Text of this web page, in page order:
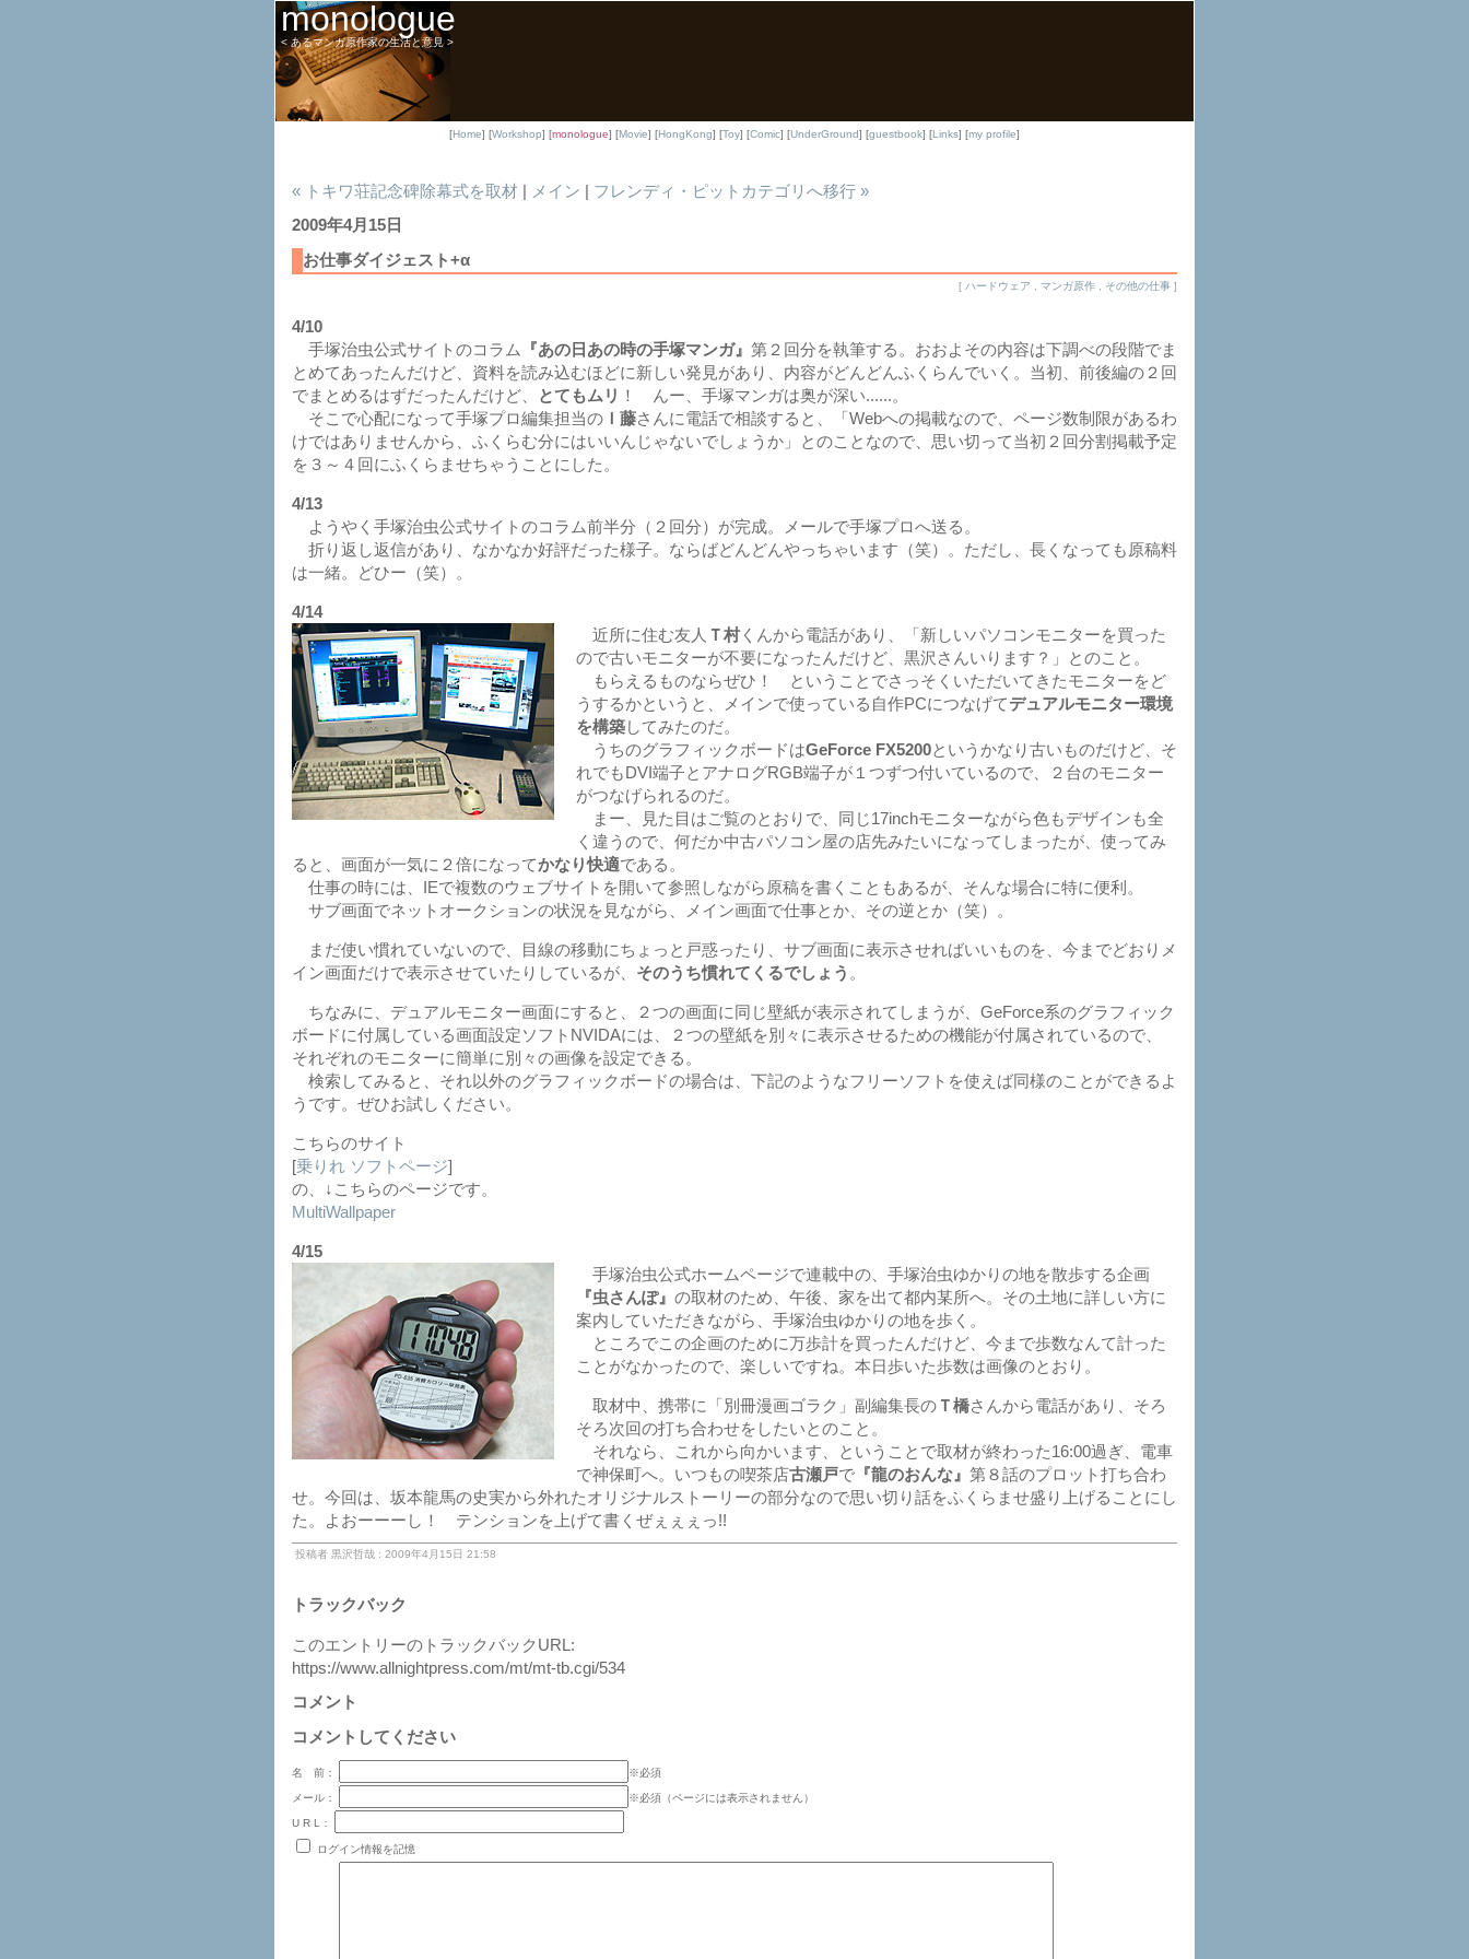
monologue
< あるマンガ原作家の生活と意見 >
[Home] [Workshop] [monologue] [Movie] [HongKong] [Toy] [Comic] [UnderGround] [guestbook] [Links] [my profile]
« トキワ荘記念碑除幕式を取材 | メイン | フレンディ・ピットカテゴリへ移行 »
2009年4月15日
お仕事ダイジェスト+α
[ ハードウェア マンガ原作 その他の仕事 ]
4/10
手塚治虫公式サイトのコラム
『あの日あの時の手塚マンガ』 第２回分を執筆する。おおよその内容は下調べの段階でま
とめてあったんだけど、資料を読み込むほどに新しい発見があり、内容がどんどんふくらんでいく。当初、前後編の２回
でまとめるはずだったんだけど、
とてもムリ ！ んー、手塚マンガは奥が深い......。
そこで心配になって手塚プロ編集担当の Ｉ藤さんに電話で相談すると、「Webへの掲載なので、ページ数制限があるわ
けではありませんから、ふくらむ分にはいいんじゃないでしょうか」とのことなので、思い切って当初２回分割掲載予定
を３～４回にふくらませちゃうことにした。
4/13
ようやく手塚治虫公式サイトのコラム前半分（２回分）が完成。メールで手塚プロへ送る。
折り返し返信があり、なかなか好評だった様子。ならばどんどんやっちゃいます（笑）。ただし、長くなっても原稿料
は一緒。どひー（笑）。
4/14
近所に住む友人 Ｔ村くんから電話があり、「新しいパソコンモニターを買った
ので古いモニターが不要になったんだけど、黒沢さんいります？」とのこと。
もらえるものならぜひ！ ということでさっそくいただいてきたモニターをど
うするかというと、メインで使っている自作PCにつなげてデュアルモニター環境
を構築してみたのだ。
うちのグラフィックボードはGeForce FX5200というかなり古いものだけど、そ
れでもDVI端子とアナログRGB端子が１つずつ付いているので、２台のモニター
がつなげられるのだ。
まー、見た目はご覧のとおりで、同じ17inchモニターながら色もデザインも全
く違うので、何だか中古パソコン屋の店先みたいになってしまったが、使ってみ
ると、画面が一気に２倍になってかなり快適である。
仕事の時には、IEで複数のウェブサイトを開いて参照しながら原稿を書くこともあるが、そんな場合に特に便利。
サブ画面でネットオークションの状況を見ながら、メイン画面で仕事とか、その逆とか（笑）。
まだ使い慣れていないので、目線の移動にちょっと戸惑ったり、サブ画面に表示させればいいものを、今までどおりメ
イン画面だけで表示させていたりしているが、 そのうち慣れてくるでしょう 。
ちなみに、デュアルモニター画面にすると、２つの画面に同じ壁紙が表示されてしまうが、GeForce系のグラフィック
ボードに付属している画面設定ソフトNVIDAには、２つの壁紙を別々に表示させるための機能が付属されているので、
それぞれのモニターに簡単に別々の画像を設定できる。
検索してみると、それ以外のグラフィックボードの場合は、下記のようなフリーソフトを使えば同様のことができるよ
うです。ぜひお試しください。
こちらのサイト
[乗りれ ソフトページ]
の、↓こちらのページです。
MultiWallpaper
4/15
手塚治虫公式ホームページで連載中の、手塚治虫ゆかりの地を散歩する企画
『虫さんぽ』 の取材のため、午後、家を出て都内某所へ。その土地に詳しい方に
案内していただきながら、手塚治虫ゆかりの地を歩く。
ところでこの企画のために万歩計を買ったんだけど、今まで歩数なんて計った
ことがなかったので、楽しいですね。本日歩いた歩数は画像のとおり。
取材中、携帯に「別冊漫画ゴラク」副編集長の Ｔ橋さんから電話があり、そろ
そろ次回の打ち合わせをしたいとのこと。
それなら、これから向かいます、ということで取材が終わった16:00過ぎ、電車
で神保町へ。いつもの喫茶店古瀬戸で 『龍のおんな』 第８話のプロット打ち合わ
せ。今回は、坂本龍馬の史実から外れたオリジナルストーリーの部分なので思い切り話をふくらませ盛り上げることにし
た。よおーーーし！ テンションを上げて書くぜぇぇぇっ!!
投稿者 黒沢哲哉 : 2009年4月15日 21:58
トラックバック
このエントリーのトラックバックURL:
https://www.allnightpress.com/mt/mt-tb.cgi/534
コメント
コメントしてください
名 前： ※必須
メール： ※必須（ページには表示されません）
U R L：
ログイン情報を記憶